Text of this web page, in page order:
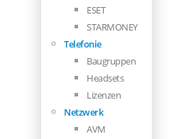
ESET
STARMONEY
Telefonie
Baugruppen
Headsets
Lizenzen
Netzwerk
AVM